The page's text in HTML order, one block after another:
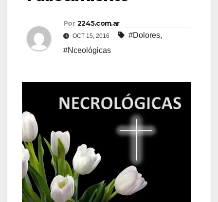
Por 2245.com.ar
OCT 15, 2016 #Dolores,
#Nceológicas